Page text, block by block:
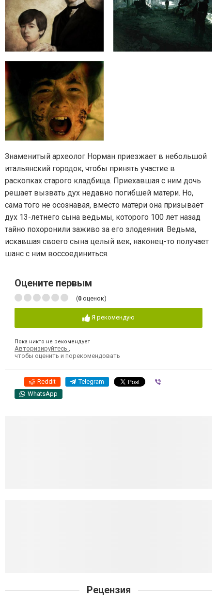
Знаменитый археолог Норман приезжает в небольшой
итальянский городок, чтобы принять участие в
раскопках старого кладбища. Приехавшая с ним дочь
решает вызвать дух недавно погибшей матери. Но,
сама того не осознавая, вместо матери она призывает
дух 13-летнего сына ведьмы, которого 100 лет назад
тайно похоронили заживо за его злодеяния. Ведьма,
искавшая своего сына целый век, наконец-то получает
шанс с ним воссоединиться.
Оцените первым
(0 оценок)
Я рекомендую
Пока никто не рекомендует
Авторизируйтесь
чтобы оценить и порекомендовать
Reddit Telegram
WhatsApp
Рецензия